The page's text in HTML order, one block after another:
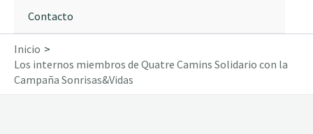
Contacto
Inicio
Los internos miembros de Quatre Camins Solidario con la
Campaña Sonrisas&Vidas